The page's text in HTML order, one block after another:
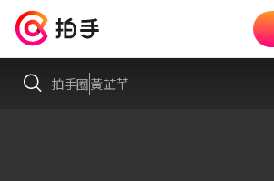
拍手圈黃芷芊